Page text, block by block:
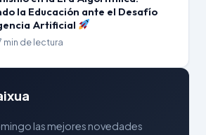
la Educación ante el Desafío
Artificial
min de lectura
las mejores novedades